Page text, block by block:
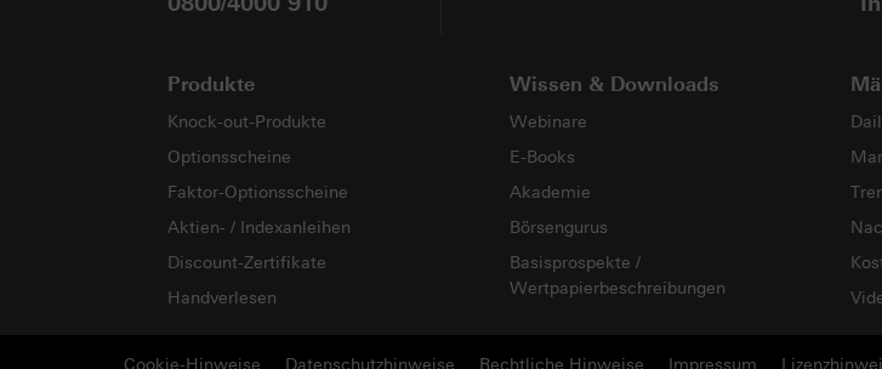
Produkte
Knock-out-Produkte
Optionsscheine
Faktor-Optionsscheine
Aktien- / Indexanleihen
Discount-Zertifikate
Handverlesen
Wissen & Downloads
Webinare
E-Books
Akademie
Börsengurus
Basisprospekte /
Wertpapierbeschreibungen
Cookie-Hinweise Datenschutzhinweise Rechtliche Hinweise Impressum